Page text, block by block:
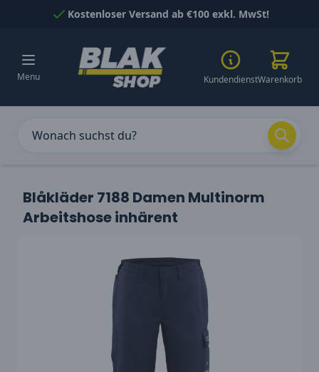
Skip to ContentKostenloser Versand ab €100 exkl. MwSt!
Menu KundendienstWarenkorb
Blåkläder 7188 Damen Multinorm
Arbeitshose inhärent